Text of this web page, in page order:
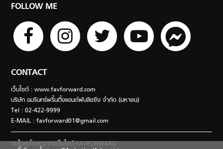
FOLLOW ME
CONTACT
เว็บไซต์ : www.favforward.com
บริษัท อมรินทร์พริ้นติ้งแอนด์พับลิชชิ่ง จำกัด (มหาชน)
Tel : 02-422-9999
E-MAIL :favforward01@gmail.com
สนใจลงโฆษณากับเว็บไซต์ FAVFORWARD